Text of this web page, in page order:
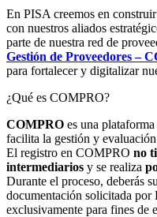
En PISA creemos en
con nuestros aliados
parte de nuestra red de
Gestión de Proveedores –
para fortalecer y digitalizar
¿Qué es COMPRO?
COMPRO es una
facilita la gestión y
El registro en COMPRO no
intermediarios y se realiza
Durante el proceso, deberás
documentación solicitada por
exclusivamente para fines de